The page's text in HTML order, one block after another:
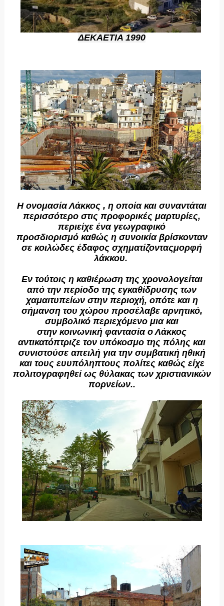
ΔΕΚΑΕΤΙΑ 1990
Η ονομασία Λάκκος , η οποία και συναντάται
περισσότερο στις προφορικές μαρτυρίες,
περιείχε ένα γεωγραφικό
προσδιορισμό καθώς η συνοικία βρίσκονταν
σε κοιλώδες έδαφος σχηματίζονταςμορφή
λάκκου.
Εν τούτοις η καθιέρωση της χρονολογείται
από την περίοδο της εγκαθίδρυσης των
χαμαιτυπείων στην περιοχή, οπότε και η
σήμανση του χώρου προσέλαβε αρνητικό,
συμβολικό περιεχόμενο μια και
στην κοινωνική φαντασία ο Λάκκος
αντικατόπτριζε τον υπόκοσμο της πόλης και
συνιστούσε απειλή για την συμβατική ηθική
και τους ευυπόληπτους πολίτες καθώς είχε
πολιτογραφηθεί ως θύλακας των χριστιανικών
πορνείων..